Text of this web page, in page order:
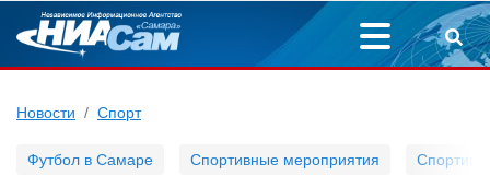
Новости Спорт
Футбол в Самаре Спортивные мероприятия